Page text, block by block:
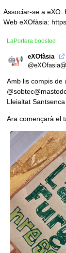
Associar-se a eXO:
Web eXOfàsia:
LaPortera boosted
eXOfàsia
Amb lis compis de
Lleialtat
Ara començarà el